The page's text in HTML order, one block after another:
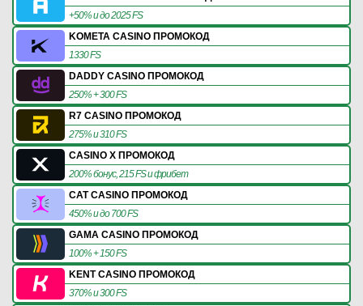
+50% и до 2025 FS
KOMETA CASINO ПРОМОКОД
1330 FS
DADDY CASINO ПРОМОКОД
250% + 300 FS
R7 CASINO ПРОМОКОД
275% и 310 FS
CASINO X ПРОМОКОД
200% бонус, 215 FS и фрибет
CAT CASINO ПРОМОКОД
450% и до 700 FS
GAMA CASINO ПРОМОКОД
100% + 150 FS
KENT CASINO ПРОМОКОД
370% и 300 FS